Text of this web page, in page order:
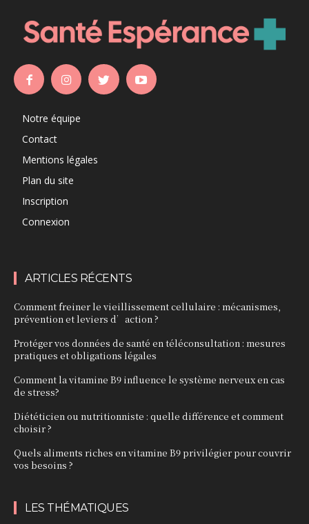
Notre équipe
Contact
Mentions légales
Plan du site
Inscription
Connexion
ARTICLES RÉCENTS
Comment freiner le vieillissement cellulaire : mécanismes,
prévention et leviers d’action ?
Protéger vos données de santé en téléconsultation : mesures
pratiques et obligations légales
Comment la vitamine B9 influence le système nerveux en cas
de stress?
Diététicien ou nutritionniste : quelle différence et comment
choisir ?
Quels aliments riches en vitamine B9 privilégier pour couvrir
vos besoins ?
LES THÉMATIQUES